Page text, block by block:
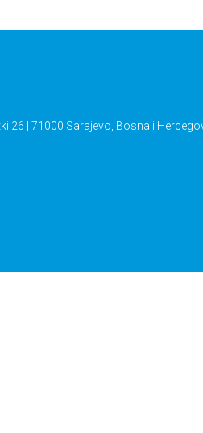
26 | 71000 Sarajevo, Bosna i